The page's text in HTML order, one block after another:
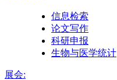
信息检索
论文写作
科研申报
生物与医学统计
展会: